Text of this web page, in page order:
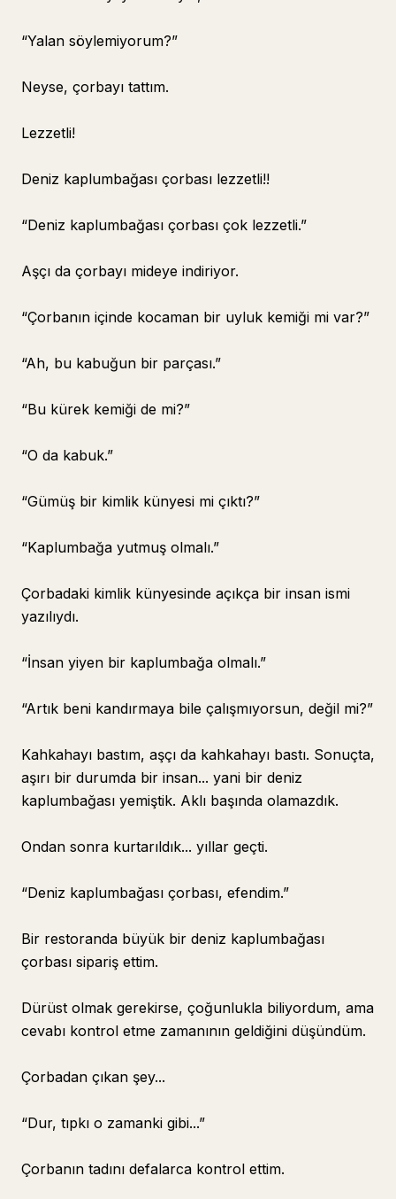
“Yalan söylemiyorum?”
Neyse, çorbayı tattım.
Lezzetli!
Deniz kaplumbağası çorbası lezzetli!!
“Deniz kaplumbağası çorbası çok lezzetli.”
Aşçı da çorbayı mideye indiriyor.
“Çorbanın içinde kocaman bir uyluk kemiği mi var?”
“Ah, bu kabuğun bir parçası.”
“Bu kürek kemiği de mi?”
“O da kabuk.”
“Gümüş bir kimlik künyesi mi çıktı?”
“Kaplumbağa yutmuş olmalı.”
Çorbadaki kimlik künyesinde açıkça bir insan ismi
yazılıydı.
“İnsan yiyen bir kaplumbağa olmalı.”
“Artık beni kandırmaya bile çalışmıyorsun, değil mi?”
Kahkahayı bastım, aşçı da kahkahayı bastı. Sonuçta,
aşırı bir durumda bir insan... yani bir deniz
kaplumbağası yemiştik. Aklı başında olamazdık.
Ondan sonra kurtarıldık... yıllar geçti.
“Deniz kaplumbağası çorbası, efendim.”
Bir restoranda büyük bir deniz kaplumbağası
çorbası sipariş ettim.
Dürüst olmak gerekirse, çoğunlukla biliyordum, ama
cevabı kontrol etme zamanının geldiğini düşündüm.
Çorbadan çıkan şey...
“Dur, tıpkı o zamanki gibi...”
Çorbanın tadını defalarca kontrol ettim.